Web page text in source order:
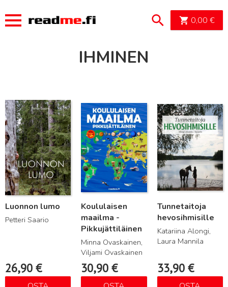
0,00 €
IHMINEN
Luonnon lumo
Petteri Saario
26,90 €
Lue lisää
Koululaisen
maailma -
Pikkujättiläinen
Minna Ovaskainen,
Viljami Ovaskainen
30,90€
Lue lisää
Tunnetaitoja
hevosihmisille
Katariina Alongi,
Laura Mannila
33,90 €
Lue lisää